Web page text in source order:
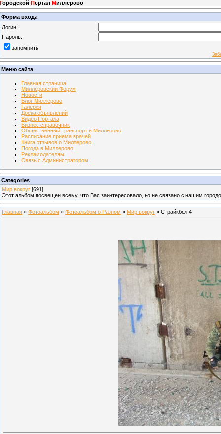
Городской Портал Миллерово
Форма входа
Логин:
Пароль:
запомнить
Меню сайта
Главная страница
Миллеровский Форум
Новости
Блог Миллерово
Галерея
Доска объявлений
Видео Портала
Бизнес справочник
Общественный транспорт в Миллерово
Расписание приема врачей
Книга отзывов о Миллерово
Погода в Миллерово
Рекламодателям
Связь с Администратором
Categories
Мир вокруг [691]
Этот альбом посвещен всему, что Вас заинтересовало, но не связано с нашим
Главная » Фотоальбом » Фотоальбом о Разном » Мир вокруг » Страйкбол 4